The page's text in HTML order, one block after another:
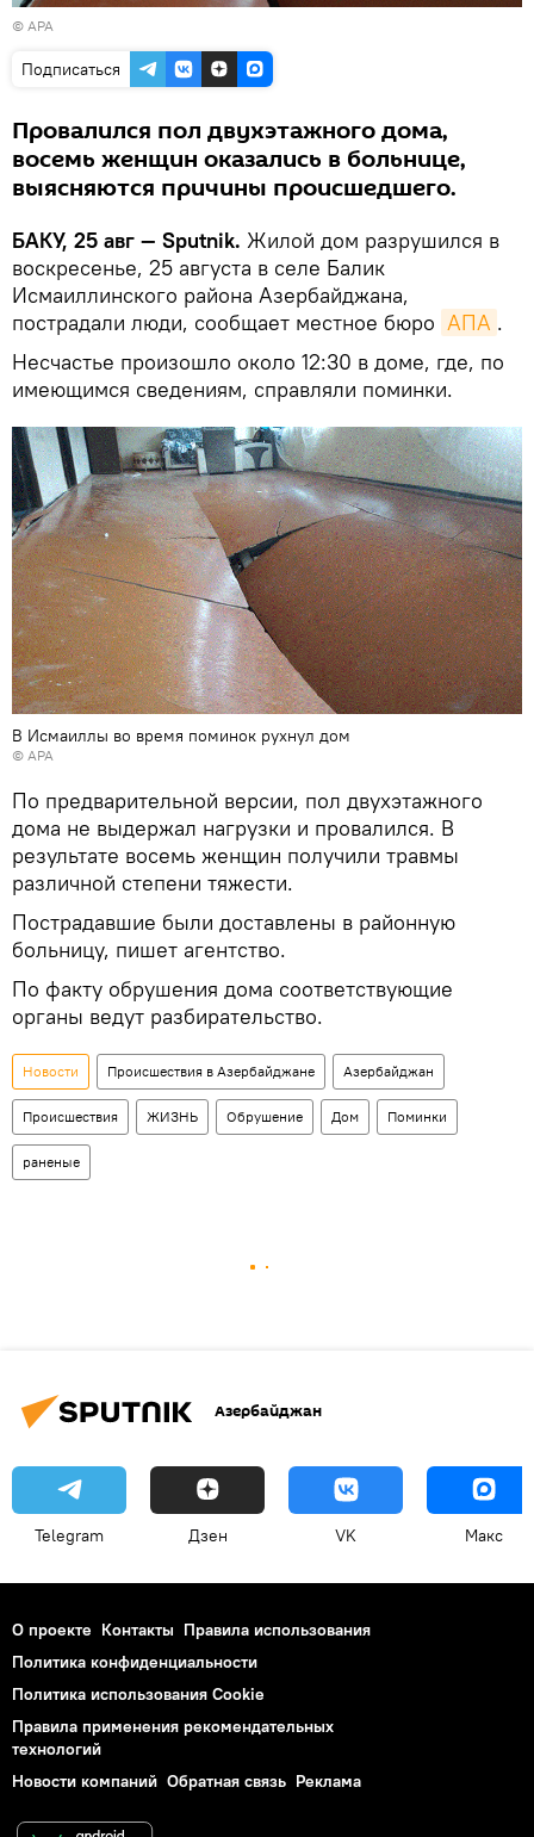
© APA
Подписаться
Провалился пол двухэтажного дома,
восемь женщин оказались в больнице,
выясняются причины происшедшего.
БАКУ, 25 авг — Sputnik. Жилой дом разрушился в
воскресенье, 25 августа в селе Балик
Исмаиллинского района Азербайджана,
пострадали люди, сообщает местное бюро АПА .
Несчастье произошло около 12:30 в доме, где, по
имеющимся сведениям, справляли поминки.
В Исмаиллы во время поминок рухнул дом
© APA
По предварительной версии, пол двухэтажного
дома не выдержал нагрузки и провалился. В
результате восемь женщин получили травмы
различной степени тяжести.
Пострадавшие были доставлены в районную
больницу, пишет агентство.
По факту обрушения дома соответствующие
органы ведут разбирательство.
Новости Происшествия в Азербайджане Азербайджан
Происшествия ЖИЗНЬ Обрушение Дом Поминки
раненые
Азербайджан
Telegram Дзен VK Макс
О проекте Контакты Правила использования
Политика конфиденциальности
Политика использования Cookie
Правила применения рекомендательных
технологий
Новости компаний Обратная связь Реклама